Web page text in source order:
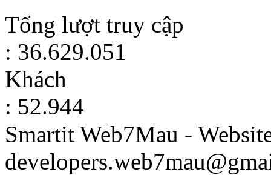
Tổng lượt truy cập
: 36.629.051
Khách
: 52.944
Smartit Web7Mau -